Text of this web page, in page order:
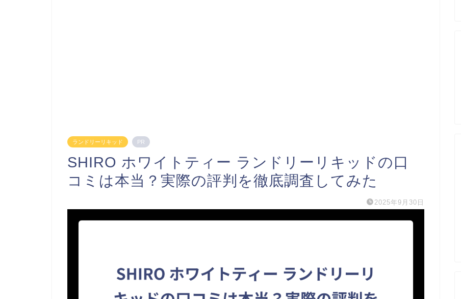
ランドリーリキッド PR
SHIRO ホワイトティー ランドリーリキッドの口
コミは本当？実際の評判を徹底調査してみた
2025年9月30日